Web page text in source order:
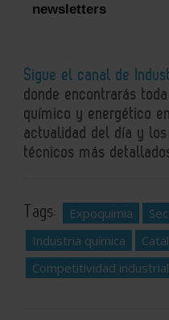
newsletters
Sigue el canal de
donde encontrarás
químico y energético
actualidad del día y
técnicos más
Tags: Expoquimia
Industria química
Competitividad industrial